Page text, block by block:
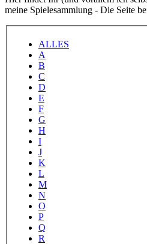
meine Spielesammlung - Die Seite
ALLES
A
B
C
D
E
F
G
H
I
J
K
L
M
N
O
P
Q
R